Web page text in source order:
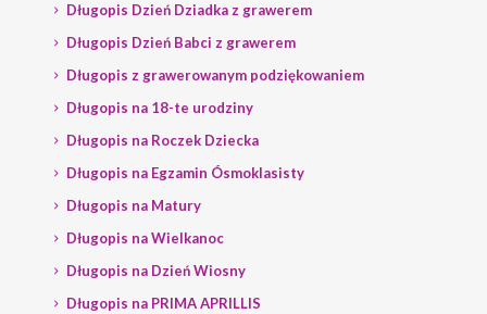
Długopis Dzień Dziadka z grawerem
Długopis Dzień Babci z grawerem
Długopis z grawerowanym podziękowaniem
Długopis na 18-te urodziny
Długopis na Roczek Dziecka
Długopis na Egzamin Ósmoklasisty
Długopis na Matury
Długopis na Wielkanoc
Długopis na Dzień Wiosny
Długopis na PRIMA APRILLIS